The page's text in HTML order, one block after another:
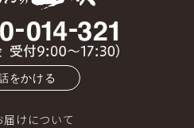
をかける
届けについて